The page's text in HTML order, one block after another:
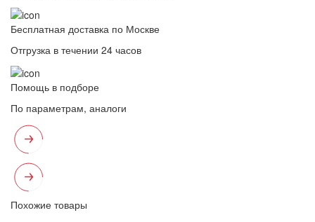
Бесплатная доставка по Москве
Отгрузка в течении 24 часов
Помощь в подборе
По параметрам, аналоги
Похожие товары